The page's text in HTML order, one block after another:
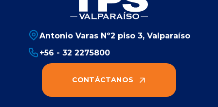
Antonio Varas Nº2 piso 3, Valparaíso
+56 - 32 2275800
CONTÁCTANOS